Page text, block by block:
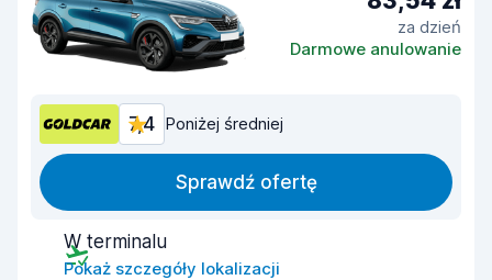
za dzień
Darmowe anulowanie
7,4 Poniżej średniej
Sprawdź ofertę
W terminalu
Pokaż szczegóły lokalizacji